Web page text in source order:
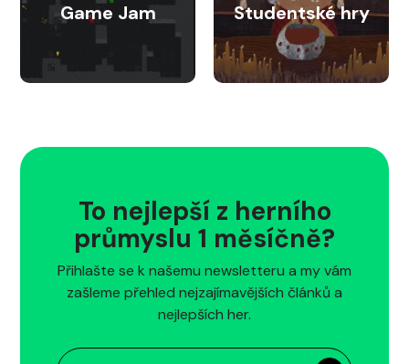
Game Jam Studentské hry
To nejlepší z herního
průmyslu 1 měsíčně?
Přihlašte se k našemu newsletteru a my vám
zašleme přehled nejzajímavějších článků a
nejlepších her.